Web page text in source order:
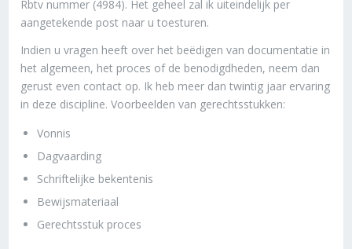
Rbtv nummer (4984). Het geheel zal ik uiteindelijk per
aangetekende post naar u toesturen.
Indien u vragen heeft over het beëdigen van documentatie in
het algemeen, het proces of de benodigdheden, neem dan
gerust even contact op. Ik heb meer dan twintig jaar ervaring
in deze discipline. Voorbeelden van gerechtsstukken:
Vonnis
Dagvaarding
Schriftelijke bekentenis
Bewijsmateriaal
Gerechtsstuk proces